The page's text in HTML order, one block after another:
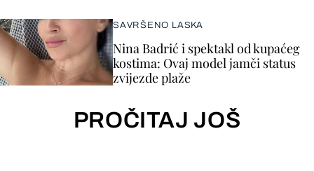
SAVRŠENO LASKA
Nina Badrić i spektakl od kupaćeg
kostima: Ovaj model jamči status
zvijezde plaže
PROČITAJ JOŠ